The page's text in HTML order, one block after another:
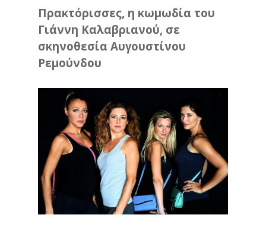
Πρακτόρισσες, η κωμωδία του
Γιάννη Καλαβριανού, σε
σκηνοθεσία Αυγουστίνου
Ρεμούνδου